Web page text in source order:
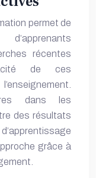
permet de
récentes
de ces
dans les
des résultats
grâce à